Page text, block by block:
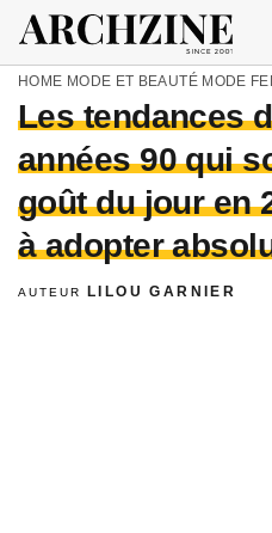
HOME MODE ET BEAUTÉ MODE
Les tendances
années 90 qui
goût du jour en
à adopter
AUTEUR LILOU GARNIER